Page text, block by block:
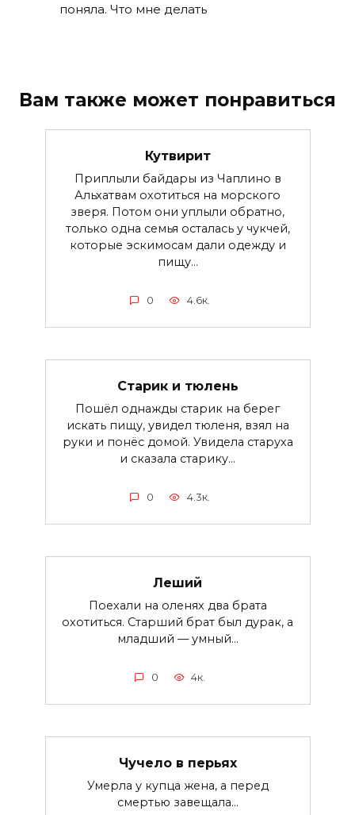
поняла. Что мне делать
Вам также может понравиться
Кутвирит
Приплыли байдары из Чаплино в
Альхатвам охотиться на морского
зверя. Потом они уплыли обратно,
только одна семья осталась у чукчей,
которые эскимосам дали одежду и
пищу...
0 4.6к.
Старик и тюлень
Пошёл однажды старик на берег
искать пищу, увидел тюленя, взял на
руки и понёс домой. Увидела старуха
и сказала старику...
0 4.3к.
Леший
Поехали на оленях два брата
охотиться. Старший брат был дурак, а
младший — умный...
0 4к.
Чучело в перьях
Умерла у купца жена, а перед
смертью завещала...